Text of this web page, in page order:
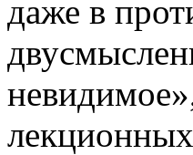
даже в